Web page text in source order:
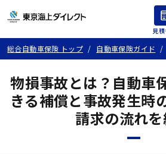
見
総合自動車保険 トップ 自動車保険ガイド
物損事故とは？自動車
きる補償と事故発生時
請求の流れ